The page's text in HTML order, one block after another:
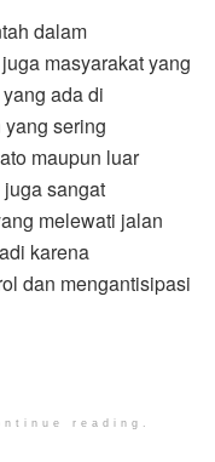
dalam
masyarakat yang
ada di
sering
maupun luar
sangat
melewati jalan
karena
dan mengantisipasi
reading.